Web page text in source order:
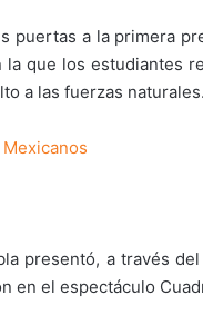
puertas a la primera
la que los estudiantes
a las fuerzas naturales.
presentó, a través
en el espectáculo